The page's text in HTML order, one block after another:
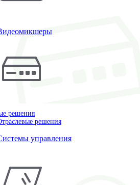
решения
решения
управления